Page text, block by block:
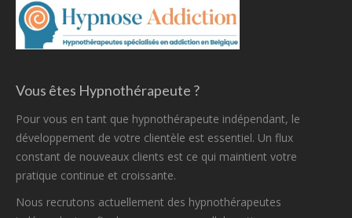
Vous êtes Hypnothérapeute ?
Pour vous en tant que hypnothérapeute indépendant, le
développement de votre clientèle est essentiel. Un flux
constant de nouveaux clients est ce qui maintient votre
pratique continue et croissante.
Nous recrutons actuellement des hypnothérapeutes